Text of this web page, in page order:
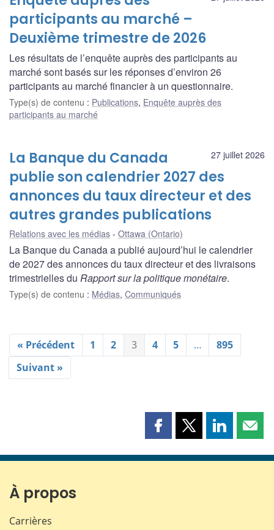
participants au marché –
Deuxième trimestre de 2026
Les résultats de l’enquête auprès des participants au
marché sont basés sur les réponses d’environ 26
participants au marché financier à un questionnaire.
Type(s) de contenu : Publications, Enquête auprès des
participants au marché
27 juillet 2026
La Banque du Canada
publie son calendrier 2027 des
annonces du taux directeur et des
autres grandes publications
Relations avec les médias Ottawa (Ontario)
La Banque du Canada a publié aujourd’hui le calendrier
de 2027 des annonces du taux directeur et des livraisons
trimestrielles du Rapport sur la politique monétaire.
Type(s) de contenu : Médias, Communiqués
« Précédent 1 2 3 4 5 …
895
Suivant »
Partager
page
Partager
page
Partager
page page
À propos
Carrières